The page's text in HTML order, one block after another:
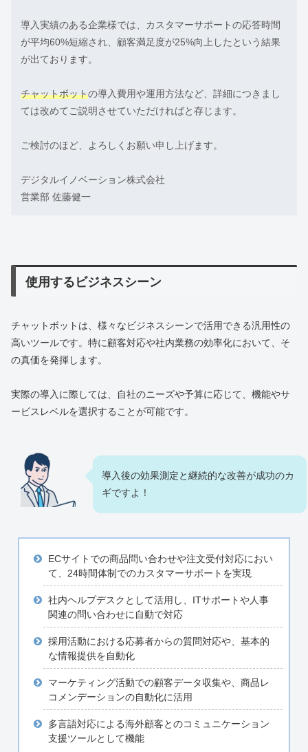
導入実績のある企業様では、カスタマーサポートの応答時間
が平均60%短縮され、顧客満足度が25%向上したという結果
が出ております。
チャットボットの導入費用や運用方法など、詳細につきまし
ては改めてご説明させていただければと存じます。
ご検討のほど、よろしくお願い申し上げます。
デジタルイノベーション株式会社
営業部 佐藤健一
使用するビジネスシーン
チャットボットは、様々なビジネスシーンで活用できる汎用性の
高いツールです。特に顧客対応や社内業務の効率化において、そ
の真価を発揮します。
実際の導入に際しては、自社のニーズや予算に応じて、機能やサ
ービスレベルを選択することが可能です。
導入後の効果測定と継続的な改善が成功のカ
ギですよ！
ECサイトでの商品問い合わせや注文受付対応におい
て、24時間体制でのカスタマーサポートを実現
社内ヘルプデスクとして活用し、ITサポートや人事
関連の問い合わせに自動で対応
採用活動における応募者からの質問対応や、基本的
な情報提供を自動化
マーケティング活動での顧客データ収集や、商品レ
コメンデーションの自動化に活用
多言語対応による海外顧客とのコミュニケーション
支援ツールとして機能